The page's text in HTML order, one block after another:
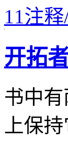
11注释
开拓
书中
上保